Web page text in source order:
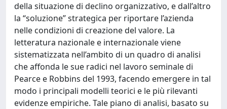
della situazione di declino organizzativo, e dall’altro
la “soluzione” strategica per riportare l’azienda
nelle condizioni di creazione del valore. La
letteratura nazionale e internazionale viene
sistematizzata nell’ambito di un quadro di analisi
che affonda le sue radici nel lavoro seminale di
Pearce e Robbins del 1993, facendo emergere in tal
modo i principali modelli teorici e le più rilevanti
evidenze empiriche. Tale piano di analisi, basato su